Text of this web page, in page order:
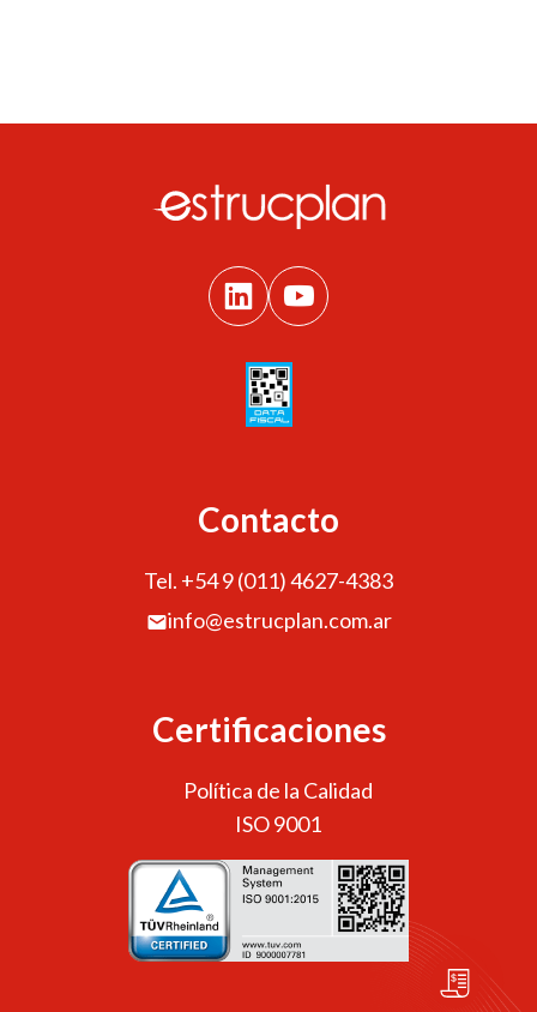
Contacto
Tel. +54 9 (011) 4627-4383
info@estrucplan.com.ar
Certificaciones
Política de la Calidad
ISO 9001